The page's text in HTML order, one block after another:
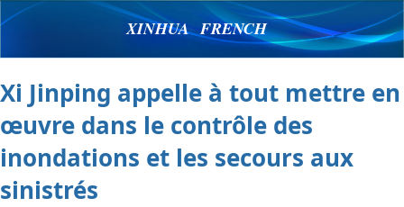
XINHUA FRENCH
Xi Jinping appelle à tout mettre en
œuvre dans le contrôle des
inondations et les secours aux
sinistrés